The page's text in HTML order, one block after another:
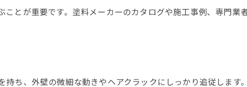
とが重要です。塗料メーカーのカタログや施工事例、専門業
ち、外壁の微細な動きやヘアクラックにしっかり追従します